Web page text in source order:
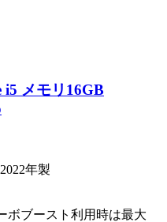
i5 メモリ16GB
年製
ボブースト利用時は最大